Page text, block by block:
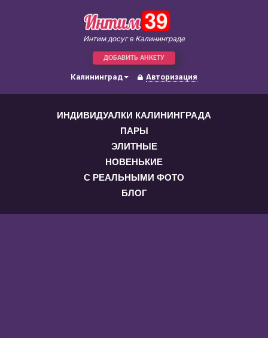
Интим досуг в Калининграде
ДОБАВИТЬ АНКЕТУ
Калининград Авторизация
ИНДИВИДУАЛКИ КАЛИНИНГРАДА
ПАРЫ
ЭЛИТНЫЕ
НОВЕНЬКИЕ
С РЕАЛЬНЫМИ ФОТО
БЛОГ